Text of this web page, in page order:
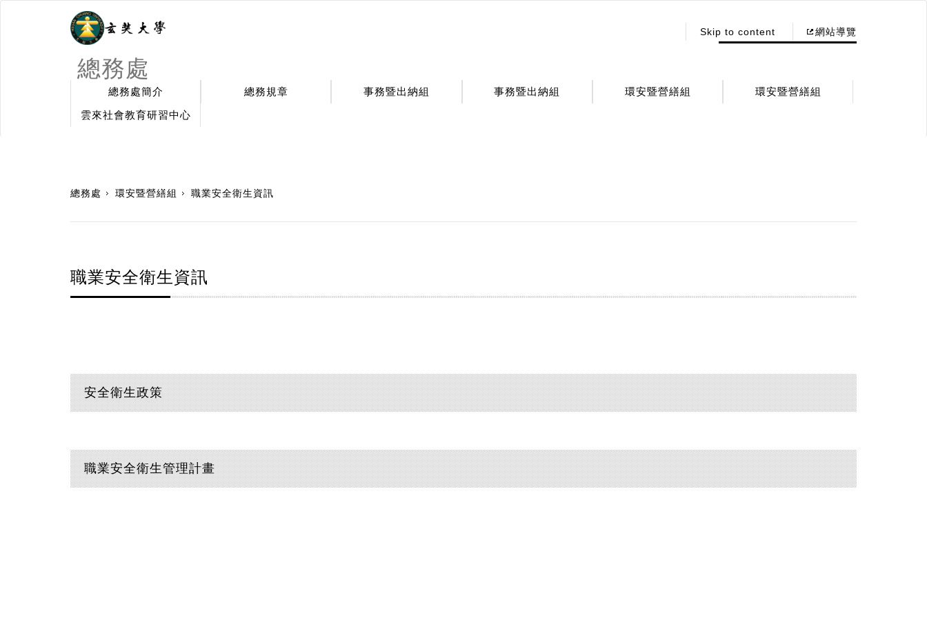
總務處
Skip to content 網站導覽
總務處簡介 總務規章 事務暨出納組 事務暨出納組 環安暨營繕組
環安暨營繕組
雲來社會教育研習中心
總務處 環安暨營繕組 職業安全衛生資訊
職業安全衛生資訊
安全衛生政策
職業安全衛生管理計畫